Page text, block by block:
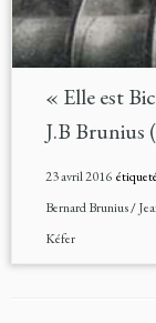
« Elle est
J.B Brunius
23 avril 2016étiqueté
Bernard Brunius/
Kéfer